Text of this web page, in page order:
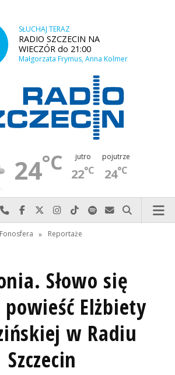
SŁUCHAJ TERAZ
RADIO SZCZECIN NA
WIECZÓR do 21:00
Małgorzata Frymus, Anna Kolmer
24°C jutro
22°C
pojutrze
24°C
Najlepiej po prostu do nas zadzwoń
Odwiedź nas na Facebook-u
Odwiedź nas na X
Odwiedź nas na Instagram-ie
Odwiedź nas na TikTok-u
Szukaj nas na Spotify
Wyślij do nas
Szukaj
Fonosfera » Reportaże
Słowo się
powieść Elżbiety
w Radiu
Szczecin